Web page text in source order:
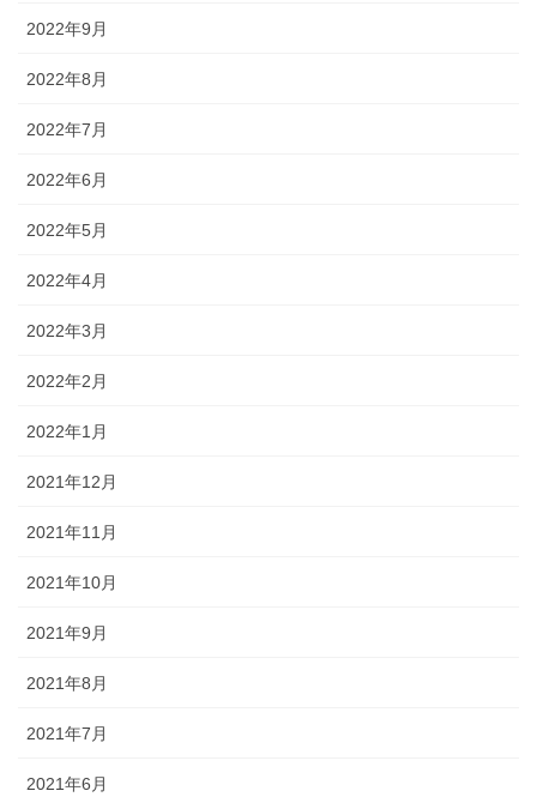
2022年9月
2022年8月
2022年7月
2022年6月
2022年5月
2022年4月
2022年3月
2022年2月
2022年1月
2021年12月
2021年11月
2021年10月
2021年9月
2021年8月
2021年7月
2021年6月